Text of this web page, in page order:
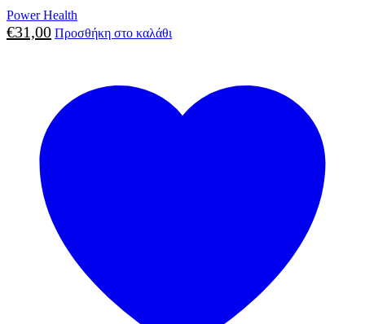
Power Health
€31,00 Προσθήκη στο καλάθι